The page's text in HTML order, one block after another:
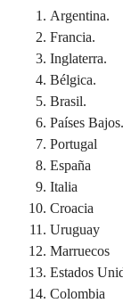
Argentina.
Francia.
Inglaterra.
Bélgica.
Brasil.
Países Bajos.
Portugal
España
Italia
Croacia
Uruguay
Marruecos
Estados
Colombia